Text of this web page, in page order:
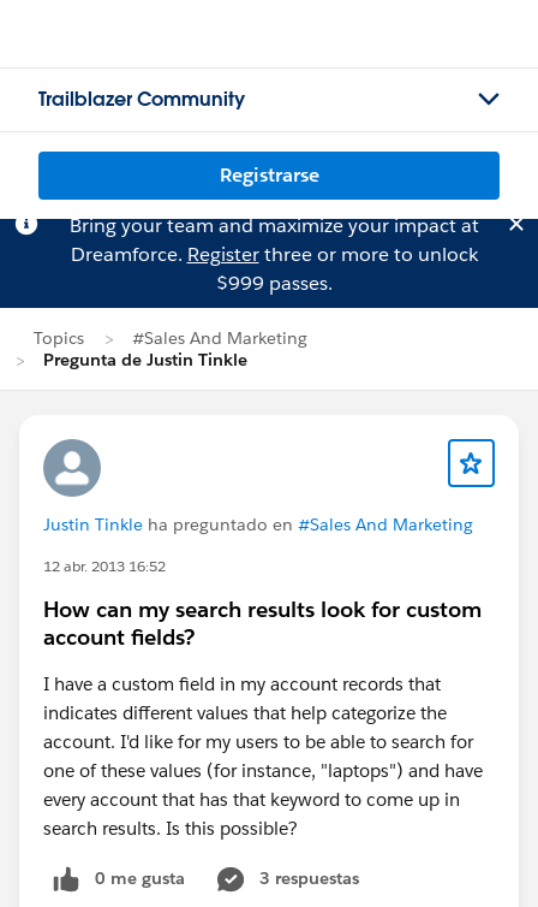
Trailblazer Community
Registrarse
Bring your team and maximize your impact at
Dreamforce. Registerthree or more to unlock
$999 passes.
Topics
#Sales And Marketing
Pregunta de Justin Tinkle
Justin Tinkle ha preguntado en #Sales And Marketing
12 abr. 2013 16:52
How can my search results look for custom
account fields?
I have a custom field in my account records that
indicates different values that help categorize the
account. I'd like for my users to be able to search for
one of these values (for instance, "laptops") and have
every account that has that keyword to come up in
search results. Is this possible?
0 me gusta
3 respuestas